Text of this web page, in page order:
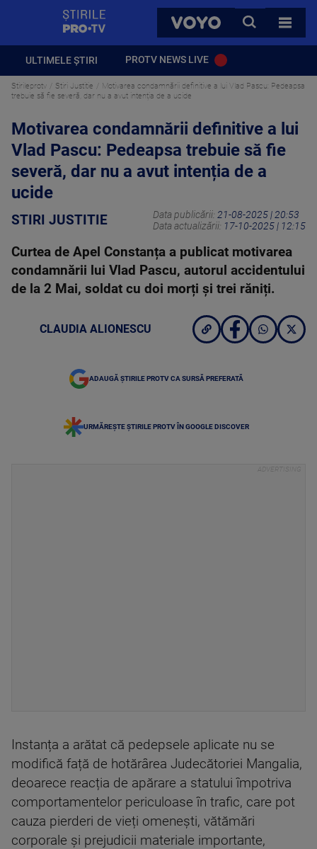
VOYO
CAUTA
TOATE
ULTIMELE ȘTIRI PROTV NEWS LIVE
Stirileprotv Stiri Justitie
Motivarea condamnării definitive a lui Vlad Pascu: Pedeapsa
trebuie să fie severă, dar nu a avut intenția de a ucide
Motivarea condamnării definitive a lui
Vlad Pascu: Pedeapsa trebuie să fie
severă, dar nu a avut intenția de a
ucide
STIRI JUSTITIE Data publicării: 21-08-2025 | 20:53
Data actualizării: 17-10-2025 | 12:15
Curtea de Apel Constanța a publicat motivarea
condamnării lui Vlad Pascu, autorul accidentului
de la 2 Mai, soldat cu doi morți și trei răniți.
CLAUDIA ALIONESCU
ADAUGĂ ȘTIRILE PROTV CA SURSĂ PREFERATĂ
URMĂREȘTE ȘTIRILE PROTV ÎN GOOGLE DISCOVER
Instanța a arătat că pedepsele aplicate nu se
modifică față de hotărârea Judecătoriei Mangalia,
deoarece reacția de apărare a statului împotriva
comportamentelor periculoase în trafic, care pot
cauza pierderi de vieți omenești, vătămări
corporale și prejudicii materiale importante,